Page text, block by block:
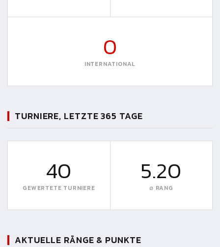
0
INTERNATIONAL
TURNIERE, LETZTE 365 TAGE
40
GEWERTETE TURNIERE
5.20
∅ RANG
AKTUELLE RÄNGE & PUNKTE